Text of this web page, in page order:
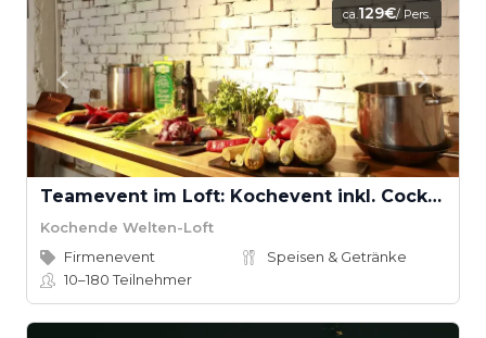
ca.129€/ Pers.
Teamevent im Loft: Kochevent inkl. Cocktail-Workshop ab 16 Teilnehmern
Kochende Welten-Loft
Firmenevent
Speisen & Getränke
10–180Teilnehmer